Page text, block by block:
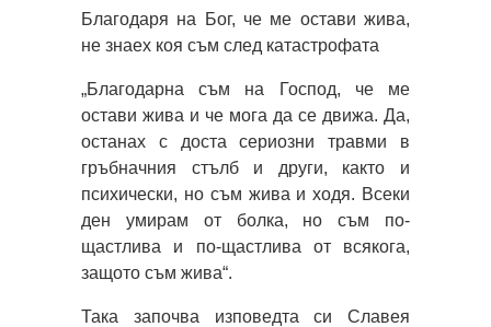
Благодаря на Бог, че ме остави жива,
не знаех коя съм след катастрофата
„Благодарна съм на Господ, че ме
остави жива и че мога да се движа. Да,
останах с доста сериозни травми в
гръбначния стълб и други, както и
психически, но съм жива и ходя. Всеки
ден умирам от болка, но съм по-
щастлива и по-щастлива от всякога,
защото съм жива“.
Така започва изповедта си Славея